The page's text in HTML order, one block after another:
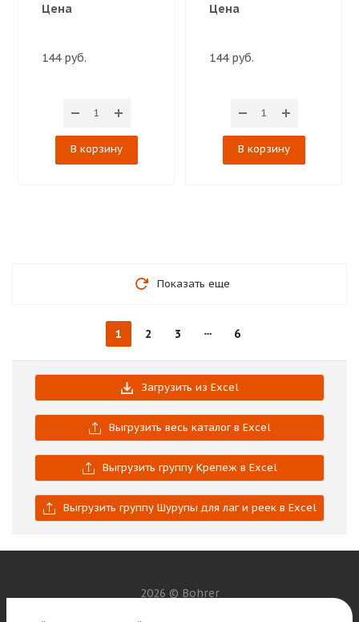
Цена
144 руб.
В корзину
Цена
144 руб.
В корзину
Показать еще
1 2 3 6
Загрузить из Excel
Выгрузить весь каталог в Excel
Выгрузить группу Крепеж в Excel
Выгрузить группу Шурупы для лаг и реек в Excel
2026 © Bohrer